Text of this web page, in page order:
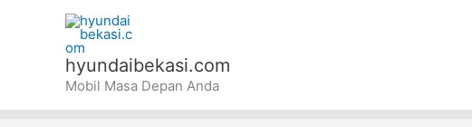
hyundaibekasi.com
Mobil Masa Depan Anda